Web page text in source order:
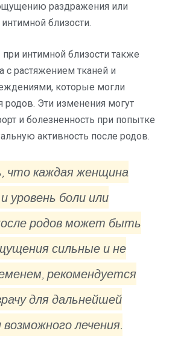
раздражения или
близости.
интимной близости также
с растяжением тканей и
которые могли
родов. Эти изменения могут
и болезненность при попытке
активность после родов.
что каждая женщина
уровень боли или
родов может быть
сильные и не
рекомендуется
для дальнейшей
лечения.